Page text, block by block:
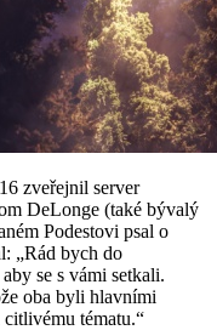
zveřejnil server
DeLonge (také bývalý
Podestovi psal o
„Rád bych do
se s vámi setkali.
oba byli hlavními
tématu.“